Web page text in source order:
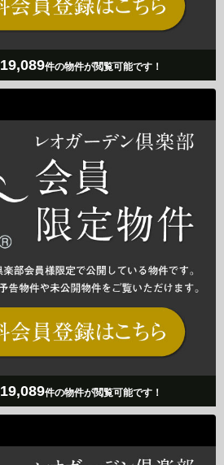
19,089件の物件が閲覧可能です！
19,089件の物件が閲覧可能です！